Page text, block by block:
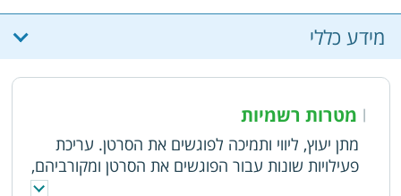
מידע כללי
| מטרות רשמיות
מתן יעוץ, ליווי ותמיכה לפוגשים את הסרטן. עריכת
פעילויות שונות עבור הפוגשים את הסרטן ומקורביהם,